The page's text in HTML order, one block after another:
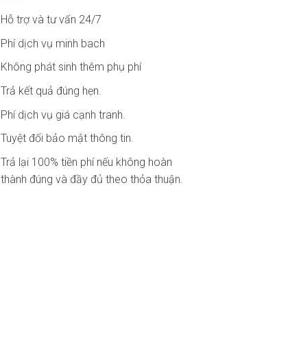
Hỗ trợ và tư vấn 24/7
Phí dịch vụ minh bach
Không phát sinh thêm phụ phí
Trả kết quả đúng hẹn.
Phí dịch vụ giá cạnh tranh.
Tuyệt đối bảo mật thông tin.
Trả lại 100% tiền phí nếu không hoàn
thành đúng và đầy đủ theo thỏa thuận.